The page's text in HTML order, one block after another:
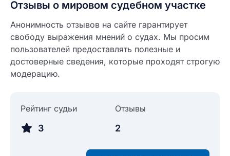
Отзывы о мировом судебном участке
Анонимность отзывов на сайте гарантирует
свободу выражения мнений о судах. Мы просим
пользователей предоставлять полезные и
достоверные сведения, которые проходят строгую
модерацию.
Рейтинг судьи
3
Отзывы
2
Введите свое имя